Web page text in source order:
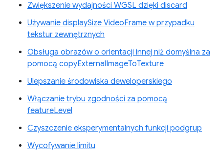
Zwiększenie wydajności WGSL dzięki discard
Używanie displaySize VideoFrame w przypadku
tekstur zewnętrznych
Obsługa obrazów o orientacji innej niż domyślna za
pomocą copyExternalImageToTexture
Ulepszanie środowiska deweloperskiego
Włączanie trybu zgodności za pomocą
featureLevel
Czyszczenie eksperymentalnych funkcji podgrup
Wycofywanie limitu